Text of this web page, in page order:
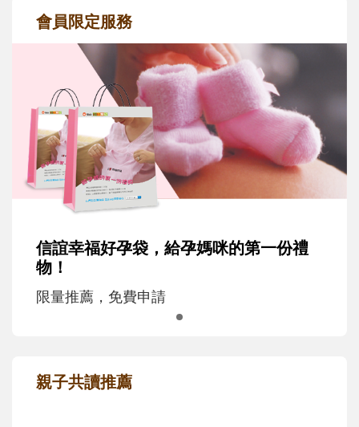
會員限定服務
信誼幸福好孕袋，給孕媽咪的第一份禮
物！
限量推薦，免費申請
親子共讀推薦